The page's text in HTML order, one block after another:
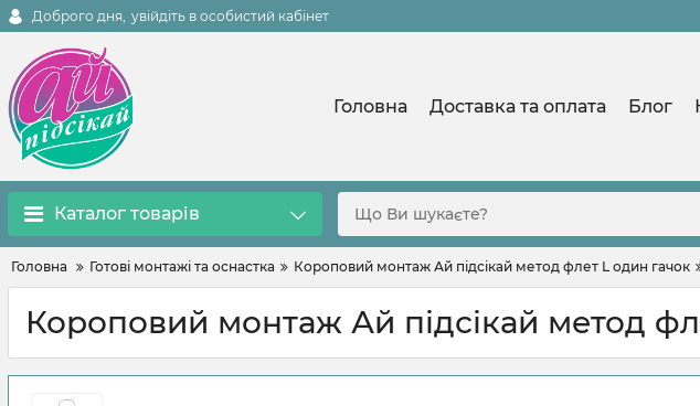
Доброго дня, увійдіть в особистий кабінет
Головна Доставка та оплата Блог
Каталог товарів
Головна Готові монтажі та оснастка Короповий монтаж Ай підсікай метод флет L один гачок
Короповий монтаж Ай підсікай метод